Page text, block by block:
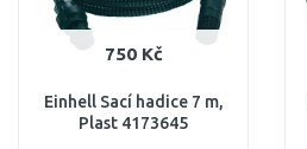
750 Kč
Einhell Sací hadice 7 m,
Plast 4173645